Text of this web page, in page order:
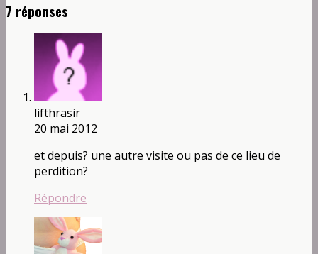
7 réponses
lifthrasir
20 mai 2012
et depuis? une autre visite ou pas de ce lieu de
perdition?
Répondre